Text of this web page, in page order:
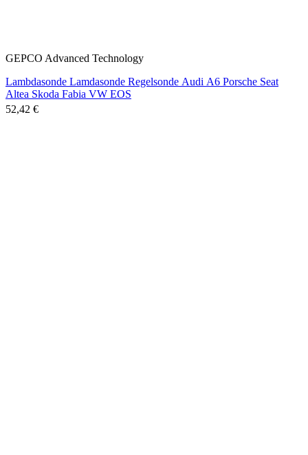
GEPCO Advanced Technology
Lambdasonde Lamdasonde Regelsonde Audi A6 Porsche Seat
Altea Skoda Fabia VW EOS
52,42 €